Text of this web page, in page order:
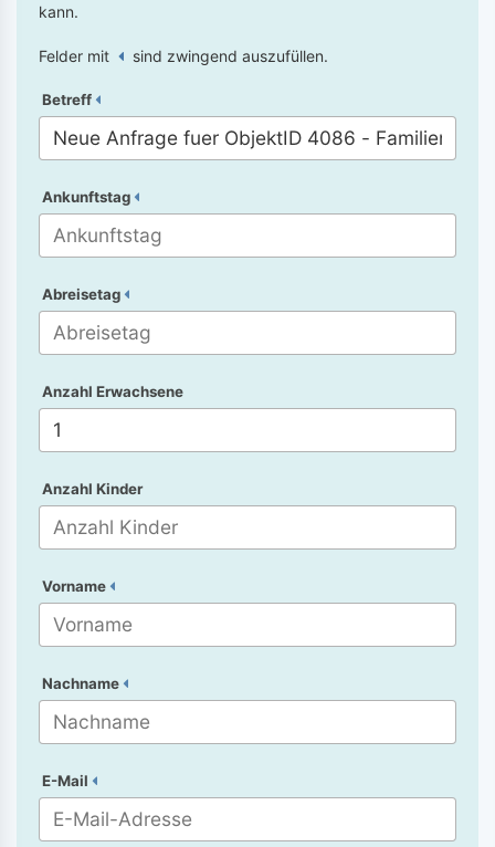
kann.
Felder mit sind zwingend auszufüllen.
Betreff
Ankunftstag
Abreisetag
Anzahl Erwachsene
Anzahl Kinder
Vorname
Nachname
E-Mail